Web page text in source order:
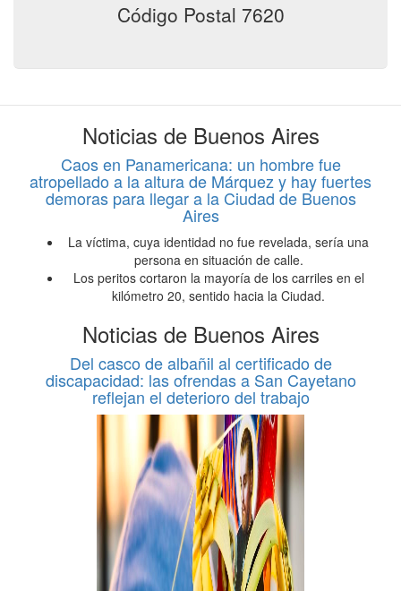
Código Postal 7620
Noticias de Buenos Aires
Caos en Panamericana: un hombre fue
atropellado a la altura de Márquez y hay fuertes
demoras para llegar a la Ciudad de Buenos
Aires
La víctima, cuya identidad no fue revelada, sería una
persona en situación de calle.
Los peritos cortaron la mayoría de los carriles en el
kilómetro 20, sentido hacia la Ciudad.
Noticias de Buenos Aires
Del casco de albañil al certificado de
discapacidad: las ofrendas a San Cayetano
reflejan el deterioro del trabajo